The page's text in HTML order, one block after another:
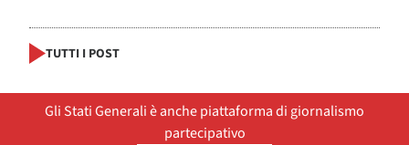
TUTTI I POST
Gli Stati Generali è anche piattaforma di giornalismo
partecipativo